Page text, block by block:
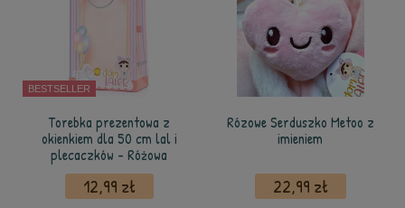
BESTSELLER
Torebka prezentowa z
okienkiem dla 50 cm lal i
plecaczków - Różowa
12,99 zł
Rózowe Serduszko Metoo z
imieniem
22,99 zł